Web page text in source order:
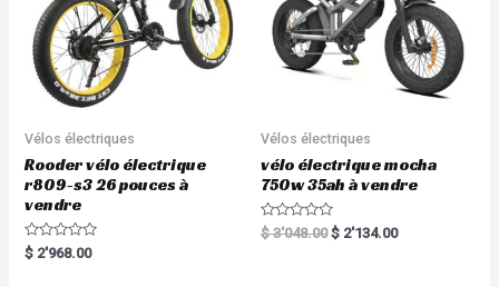
Vélos électriques
Rooder vélo électrique
r809-s3 26 pouces à
vendre
R
a
$ 2'968.00
Vélos électriques
vélo électrique mocha
750w 35ah à vendre
R
a
$3'048.00 $ 2'134.00